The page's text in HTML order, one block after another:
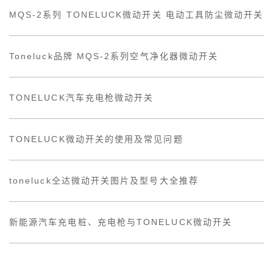
MQS-2系列 TONELUCK微动开关 电动工具防尘微动开关
Toneluck品牌 MQS-2系列空气净化器微动开关
TONELUCK汽车充电枪微动开关
TONELUCK微动开关的使用及常见问题
toneluck仝达微动开关图片及型号大全推荐
新能源汽车充电桩、充电枪与TONELUCK微动开关